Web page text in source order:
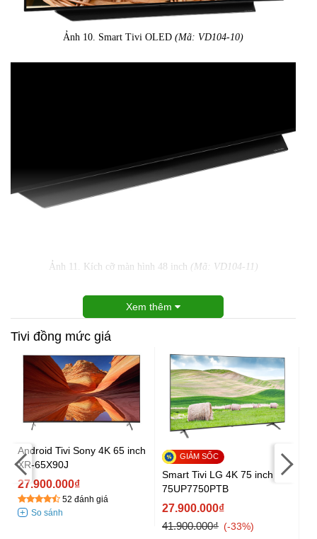
Ảnh 10. Smart Tivi OLED (Mã: VD104-10)
Ảnh 11. Kích cỡ màn hình 48 inch (Mã: VD104-11)
Xem thêm
Tivi đồng mức giá
Android Tivi Sony 4K 65 inch
XR-65X90J
27.900.000₫
52 đánh giá
Smart Tivi LG 4K 75 inch
75UP7750PTB
27.900.000₫
41.900.000₫
-33%